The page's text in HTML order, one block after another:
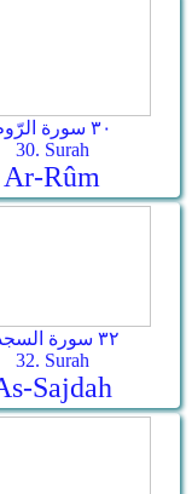
٣٠ سورة الرّوم
30. Surah
Ar-­Rûm
٣٢ سورة السجدة
32. Surah
­Sajdah